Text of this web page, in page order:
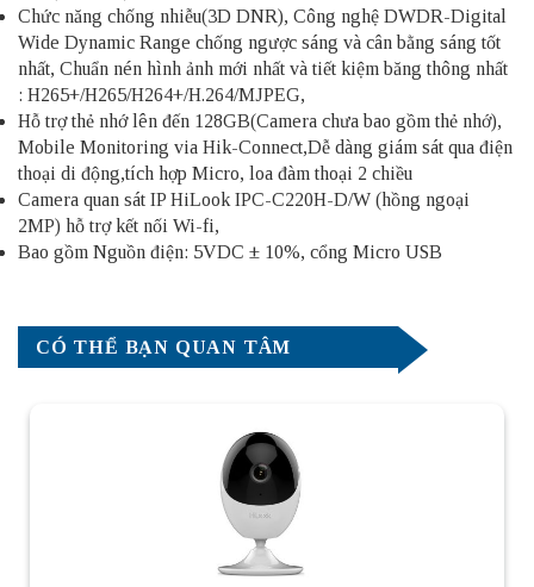
Chức năng chống nhiễu(3D DNR), Công nghệ DWDR-Digital
Wide Dynamic Range chống ngược sáng và cân bằng sáng tốt
nhất, Chuẩn nén hình ảnh mới nhất và tiết kiệm băng thông nhất
: H265+/H265/H264+/H.264/MJPEG,
Hỗ trợ thẻ nhớ lên đến 128GB(Camera chưa bao gồm thẻ nhớ),
Mobile Monitoring via Hik-Connect,Dễ dàng giám sát qua điện
thoại di động,tích hợp Micro, loa đàm thoại 2 chiều
Camera quan sát IP HiLook IPC-C220H-D/W (hồng ngoại
2MP) hỗ trợ kết nối Wi-fi,
Bao gồm Nguồn điện: 5VDC ± 10%, cổng Micro USB
CÓ THỂ BẠN QUAN TÂM